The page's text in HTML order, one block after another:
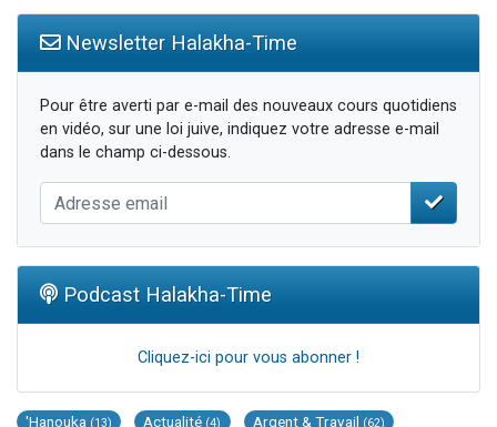
Newsletter Halakha-Time
Pour être averti par e-mail des nouveaux cours quotidiens
en vidéo, sur une loi juive, indiquez votre adresse e-mail
dans le champ ci-dessous.
Podcast Halakha-Time
Cliquez-ici pour vous abonner !
'Hanouka (13) Actualité (4) Argent & Travail (62)